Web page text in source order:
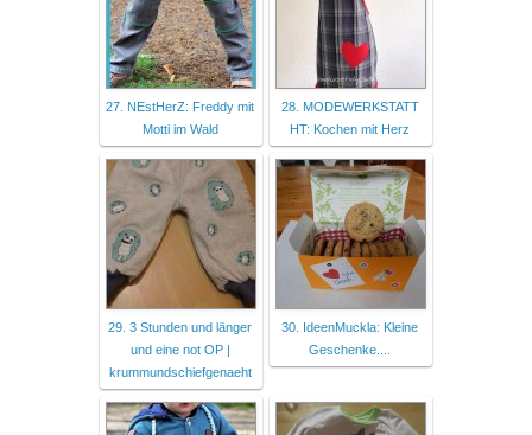
27. NEstHerZ: Freddy mit
Motti im Wald
28. MODEWERKSTATT
HT: Kochen mit Herz
29. 3 Stunden und länger
und eine not OP |
krummundschiefgenaeht
30. IdeenMuckla: Kleine
Geschenke....